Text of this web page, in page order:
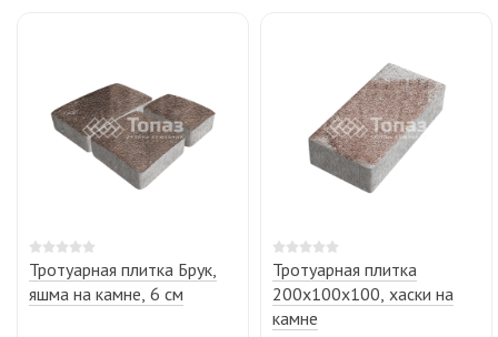
Тротуарная плитка Брук,
яшма на камне, 6 см
Тротуарная плитка
200х100х100, хаски на
камне